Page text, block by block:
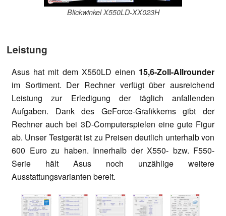
Blickwinkel X550LD-XX023H
Leistung
Asus hat mit dem X550LD einen 15,6-Zoll-Allrounder
im Sortiment. Der Rechner verfügt über ausreichend
Leistung zur Erledigung der täglich anfallenden
Aufgaben. Dank des GeForce-Grafikkerns gibt der
Rechner auch bei 3D-Computerspielen eine gute Figur
ab. Unser Testgerät ist zu Preisen deutlich unterhalb von
600 Euro zu haben. Innerhalb der X550- bzw. F550-
Serie hält Asus noch unzählige weitere
Ausstattungsvarianten bereit.